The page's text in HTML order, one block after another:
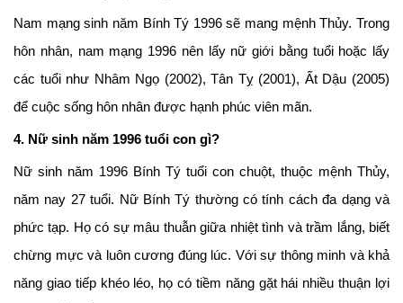
Nam mạng sinh năm Bính Tý 1996 sẽ mang mệnh Thủy. Trong
hôn nhân, nam mạng 1996 nên lấy nữ giới bằng tuổi hoặc lấy
các tuổi như Nhâm Ngọ (2002), Tân Tỵ (2001), Ất Dậu (2005)
để cuộc sống hôn nhân được hạnh phúc viên mãn.
4. Nữ sinh năm 1996 tuổi con gì?
Nữ sinh năm 1996 Bính Tý tuổi con chuột, thuộc mệnh Thủy,
năm nay 27 tuổi. Nữ Bính Tý thường có tính cách đa dạng và
phức tạp. Họ có sự mâu thuẫn giữa nhiệt tình và trầm lắng, biết
chừng mực và luôn cương đúng lúc. Với sự thông minh và khả
năng giao tiếp khéo léo, họ có tiềm năng gặt hái nhiều thuận lợi